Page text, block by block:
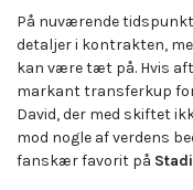
På nuværende
detaljer i kontrakten,
kan være tæt på. Hvis
markant transferkup
David, der med skiftet
mod nogle af verdens
fanskær favorit på